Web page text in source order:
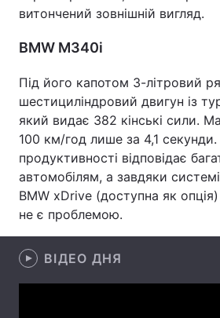
Інтерв'ю
Архів
Контакти
Послуги
витончений зовнішній вигляд.
BMW M340i
Під його капотом 3-літровий
шестициліндровий двигун із
який видає 382 кінські сили.
100 км/год лише за 4,1 секунди.
продуктивності відповідає
автомобілям, а завдяки
BMW xDrive (доступна як
не є проблемою.
ВІДЕО ДНЯ